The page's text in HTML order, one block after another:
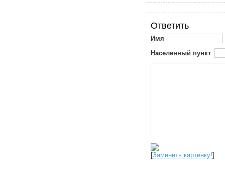
Ответить
Имя
Населенный пункт
[Заменить картинку!]